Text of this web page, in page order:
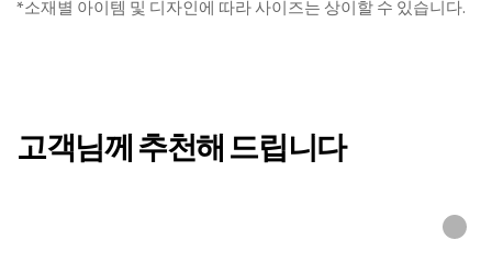
루루 차렵SET(T)